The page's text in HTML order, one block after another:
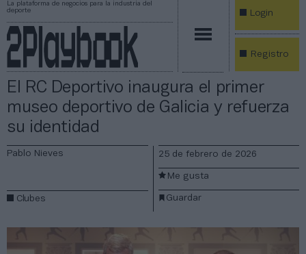
La plataforma de negocios para la industria del
deporte
Login
Registro
El RC Deportivo inaugura el primer
museo deportivo de Galicia y refuerza
su identidad
Pablo Nieves
Clubes
25 de febrero de 2026
Guardar
Me gusta